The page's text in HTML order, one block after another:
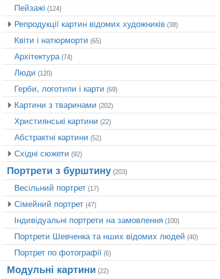
Пейзажі (124)
Репродукції картин відомих художників (38)
Квіти і натюрморти (65)
Архітектура(74)
Люди (120)
Герби, логотипи і карти (69)
Картини з тваринами (202)
Християнські картини (22)
Абстрактні картини (52)
Східні сюжети (92)
Портрети з бурштину (203)
Весільний портрет (17)
Сімейний портрет (47)
Індивідуальні портрети на замовлення (100)
Портрети Шевченка та нших відомих людей (40)
Портрет по фотографії (6)
Модульні картини (22)